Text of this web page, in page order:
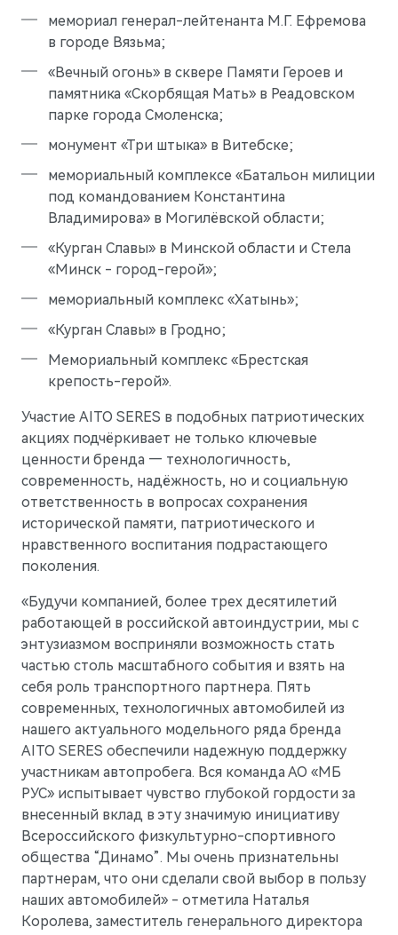
M7Представительский кроссовер
M9Флагманский интеллектуальный кроссовер
Скоро в продаже
мемориал генерал-лейтенанта М.Г. Ефремова
в городе Вязьма;
«Вечный огонь» в сквере Памяти Героев и
памятника «Скорбящая Мать» в Реадовском
парке города Смоленска;
монумент «Три штыка» в Витебске;
мемориальный комплексе «Батальон милиции
под командованием Константина
Владимирова» в Могилёвской области;
«Курган Славы» в Минской области и Стела
«Минск - город-герой»;
мемориальный комплекс «Хатынь»;
«Курган Славы» в Гродно;
Мемориальный комплекс «Брестская
крепость-герой».
Участие AITO SERES в подобных патриотических
акциях подчёркивает не только ключевые
ценности бренда — технологичность,
современность, надёжность, но и социальную
ответственность в вопросах сохранения
исторической памяти, патриотического и
нравственного воспитания подрастающего
поколения.
«Будучи компанией, более трех десятилетий
работающей в российской автоиндустрии, мы с
энтузиазмом восприняли возможность стать
частью столь масштабного события и взять на
себя роль транспортного партнера. Пять
современных, технологичных автомобилей из
нашего актуального модельного ряда бренда
AITO SERES обеспечили надежную поддержку
участникам автопробега. Вся команда АО «МБ
РУС» испытывает чувство глубокой гордости за
внесенный вклад в эту значимую инициативу
Всероссийского физкультурно-спортивного
общества “Динамо”. Мы очень признательны
партнерам, что они сделали свой выбор в пользу
наших автомобилей» - отметила Наталья
Королева, заместитель генерального директора